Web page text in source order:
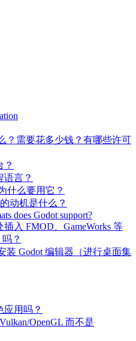
？需要花多少钱？有哪些许可
？
语言？
什么要用它？
动机是什么？
does Godot support?
入 FMOD、GameWorks 等
？
装 Godot 编辑器（进行桌面集
应用吗？
OpenGL 而不是